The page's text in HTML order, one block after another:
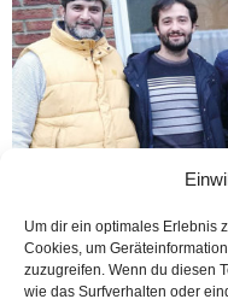
Um dir ein optimales Erlebnis
Cookies, um
zuzugreifen. Wenn du diesen
wie das Surfverhalten oder